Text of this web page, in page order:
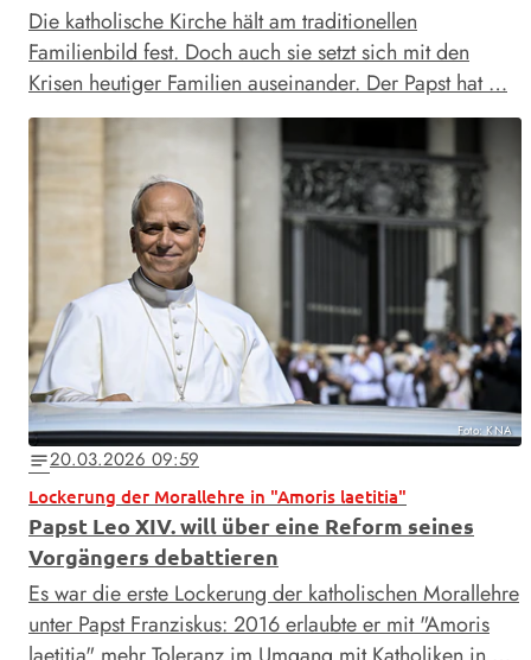
Die katholische Kirche hält am traditionellen
Familienbild fest. Doch auch sie setzt sich mit den
Krisen heutiger Familien auseinander. Der Papst hat …
Foto: KNA
notes20.03.2026 09:59
Lockerung der Morallehre in "Amoris laetitia"
Papst Leo XIV. will über eine Reform seines
Vorgängers debattieren
Es war die erste Lockerung der katholischen Morallehre
unter Papst Franziskus: 2016 erlaubte er mit "Amoris